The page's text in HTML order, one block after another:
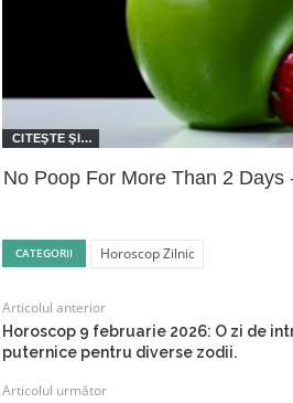
No Poop For More Than 2 Days
CATEGORII Horoscop Zilnic
Articolul anterior
Horoscop 9 februarie 2026: O zi de
puternice pentru diverse zodii.
Articolul următor